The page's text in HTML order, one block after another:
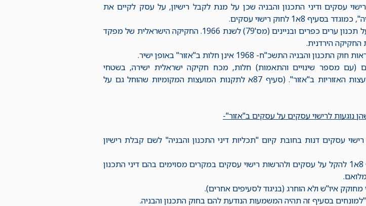
עסקים ודיני התכנון והבניה שכן על מנת לקבל רישיון, על עסק לקיים את
8א1 לחוק רישוי עסקים.
ב"אזור" חל החוק הירדני על תכנון ערים כפרים ובניינים (מס'79) לשנת 1966. החקיקה הישראלית של מפקד
הירדנית.
התשכ"ח- 1968 אינן חלות ב"אזור" באופן ישיר.
(עם מספר שינויים והתאמות) חלות, מכח חקיקה ישראלית ישירה, בשטחי
המועצות המקומיות והמועצות האזוריות ב"אזור". (סעיף 87א לתקנות המועצות המקומיות שהוחל גם על
נוגעות לרישוי עסקים על עסקים ב"אזור"-
סעיף 8א1 לחוק רישוי עסקים דנות בחובת קיום "תכליות דיני התכנון והבניה" לשם קבלת רישיון
תכליתו הברורה של סעיף 8א1 להקל על עסקים ולהרשות רישוי עסקים במקרים מסוימים בהם דיני התכנון